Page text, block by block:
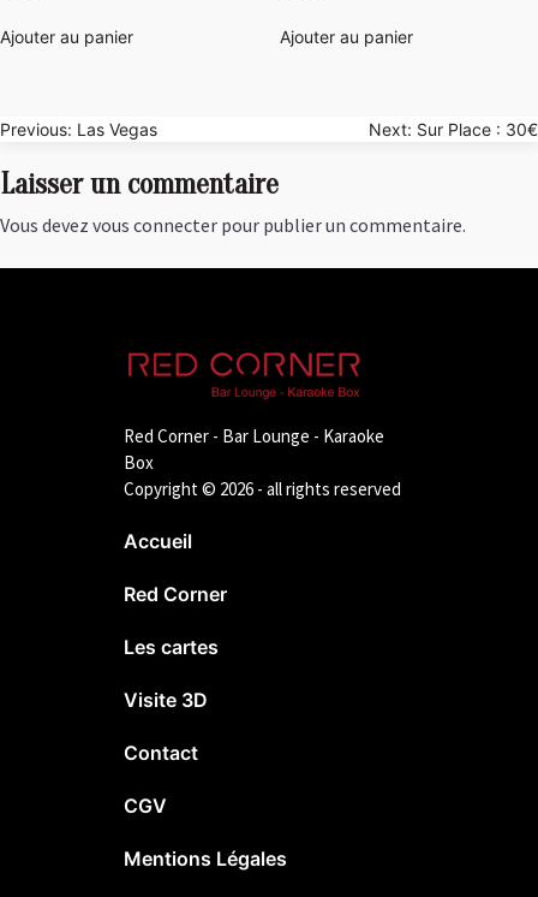
Ajouter au panier Ajouter au panier
Navigation
de
l’article
Previous: Las Vegas Next: Sur Place : 30€
Laisser un commentaire
Vous devez vous connecter pour publier un commentaire.
Red Corner - Bar Lounge - Karaoke
Box
Copyright © 2026 - all rights reserved
Accueil
Red Corner
Les cartes
Visite 3D
Contact
CGV
Mentions Légales